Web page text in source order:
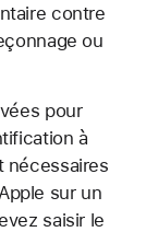
contre
ou
pour
à
nécessaires
sur un
saisir le